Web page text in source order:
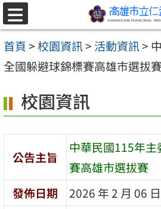
跳至主要內容區
選
單
首頁>校園資訊> 活動資訊>
全國躲避球錦標賽高雄市選拔賽
校園資訊
公告主旨
中華民國115年
賽高雄市選拔賽
發佈日期
2026 年 2 月 06 日